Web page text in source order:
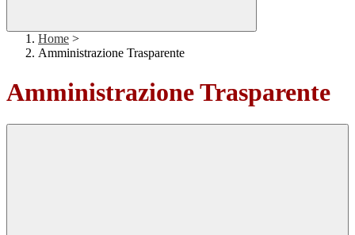
Home >
Amministrazione Trasparente
Amministrazione Trasparente